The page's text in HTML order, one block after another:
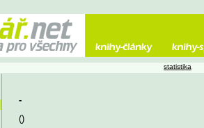
-
()
statistika